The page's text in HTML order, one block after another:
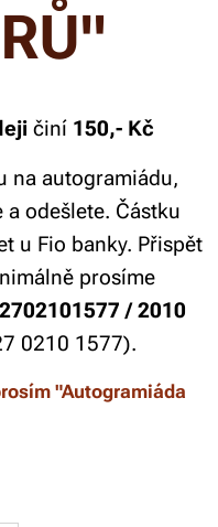
činí 150,- Kč
na autogramiádu,
odešlete. Částku
u Fio banky. Přispět
prosíme
2702101577 / 2010
0210 1577).
"Autogramiáda